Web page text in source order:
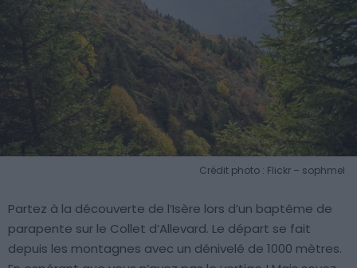
Crédit photo : Flickr – sophmel
Partez à la découverte de l’Isère lors d’un baptême de
parapente sur le Collet d’Allevard. Le départ se fait
depuis les montagnes avec un dénivelé de 1000 mètres.